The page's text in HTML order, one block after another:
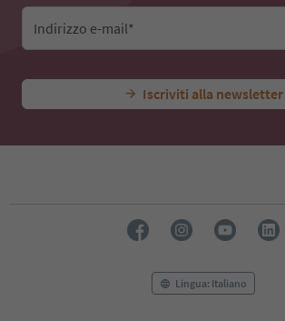
Indirizzo e-mail*
Iscriviti alla newsletter
Lingua: Italiano